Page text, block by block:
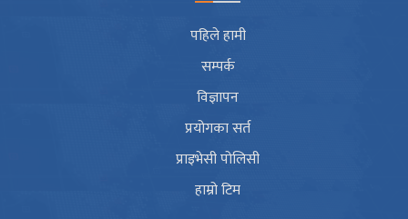
पहिले हामी
सम्पर्क
विज्ञापन
प्रयोगका सर्त
प्राइभेसी पोलिसी
हाम्रो टिम